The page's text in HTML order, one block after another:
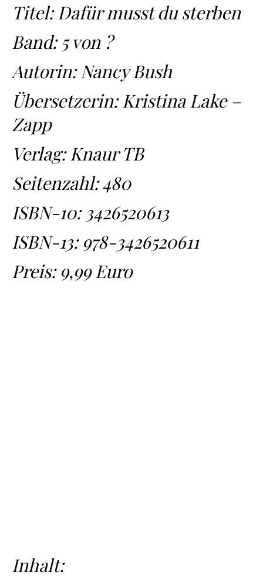
Titel: Dafür musst du sterben
Band: 5 von ?
Autorin: Nancy Bush
Übersetzerin: Kristina Lake –
Zapp
Verlag: Knaur TB
Seitenzahl: 480
ISBN-10: 3426520613
ISBN-13: 978-3426520611
Preis: 9,99 Euro
Inhalt: